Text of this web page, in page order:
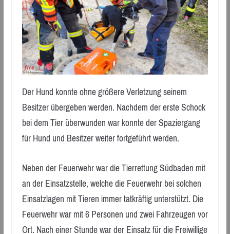
Der Hund konnte ohne größere Verletzung seinem
Besitzer übergeben werden. Nachdem der erste Schock
bei dem Tier überwunden war konnte der Spaziergang
für Hund und Besitzer weiter fortgeführt werden.
Neben der Feuerwehr war die Tierrettung Südbaden mit
an der Einsatzstelle, welche die Feuerwehr bei solchen
Einsatzlagen mit Tieren immer tatkräftig unterstützt. Die
Feuerwehr war mit 6 Personen und zwei Fahrzeugen vor
Ort. Nach einer Stunde war der Einsatz für die Freiwillige